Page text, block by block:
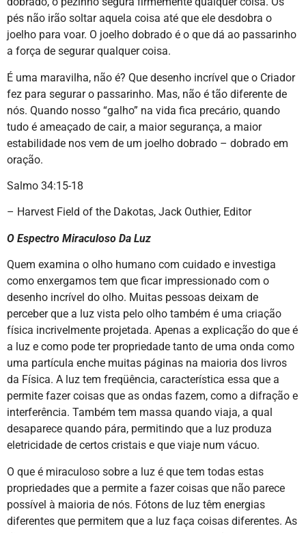
pés não irão soltar aquela coisa até que ele desdobra o
joelho para voar. O joelho dobrado é o que dá ao passarinho
a força de segurar qualquer coisa.
É uma maravilha, não é? Que desenho incrível que o Criador
fez para segurar o passarinho. Mas, não é tão diferente de
nós. Quando nosso “galho” na vida fica precário, quando
tudo é ameaçado de cair, a maior segurança, a maior
estabilidade nos vem de um joelho dobrado – dobrado em
oração.
Salmo 34:15-18
– Harvest Field of the Dakotas, Jack Outhier, Editor
O Espectro Miraculoso Da Luz
Quem examina o olho humano com cuidado e investiga
como enxergamos tem que ficar impressionado com o
desenho incrível do olho. Muitas pessoas deixam de
perceber que a luz vista pelo olho também é uma criação
física incrivelmente projetada. Apenas a explicação do que é
a luz e como pode ter propriedade tanto de uma onda como
uma partícula enche muitas páginas na maioria dos livros
da Física. A luz tem freqüência, característica essa que a
permite fazer coisas que as ondas fazem, como a difração e
interferência. Também tem massa quando viaja, a qual
desaparece quando pára, permitindo que a luz produza
eletricidade de certos cristais e que viaje num vácuo.
O que é miraculoso sobre a luz é que tem todas estas
propriedades que a permite a fazer coisas que não parece
possível à maioria de nós. Fótons de luz têm energias
diferentes que permitem que a luz faça coisas diferentes. As